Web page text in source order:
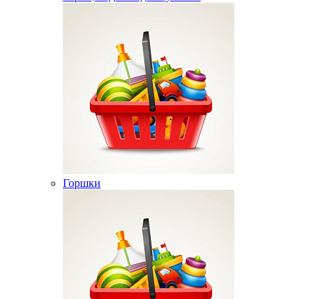
Горшки